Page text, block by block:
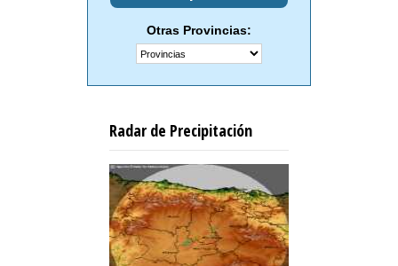
Otras Provincias:
Radar de Precipitación